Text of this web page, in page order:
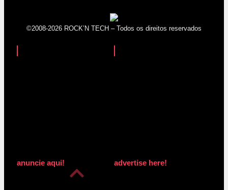
©2008-2026 ROCK’N TECH – Todos os direitos reservados
anuncie aqui! advertise here!